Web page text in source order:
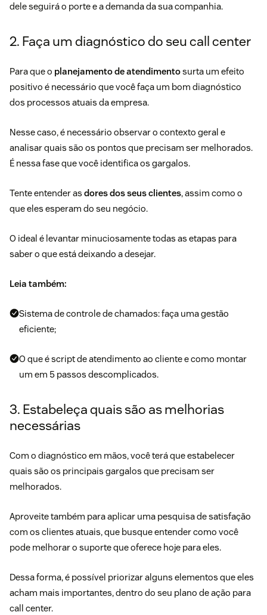
dele seguirá o porte e a demanda da sua companhia.
2. Faça um diagnóstico do seu call center
Para que o planejamento de atendimentosurta um efeito
positivo é necessário que você faça um bom diagnóstico
dos processos atuais da empresa.
Nesse caso, é necessário observar o contexto geral e
analisar quais são os pontos que precisam ser melhorados.
É nessa fase que você identifica os gargalos.
Tente entender as dores dos seus clientes, assim como o
que eles esperam do seu negócio.
O ideal é levantar minuciosamente todas as etapas para
saber o que está deixando a desejar.
Leia também:
Sistema de controle de chamados: faça uma gestão
eficiente;
O que é script de atendimento ao cliente e como montar
um em 5 passos descomplicados.
3. Estabeleça quais são as melhorias
necessárias
Com o diagnóstico em mãos, você terá que estabelecer
quais são os principais gargalos que precisam ser
melhorados.
Aproveite também para aplicar uma pesquisa de satisfação
com os clientes atuais, que busque entender como você
pode melhorar o suporte que oferece hoje para eles.
Dessa forma, é possível priorizar alguns elementos que eles
acham mais importantes, dentro do seu plano de ação para
call center.